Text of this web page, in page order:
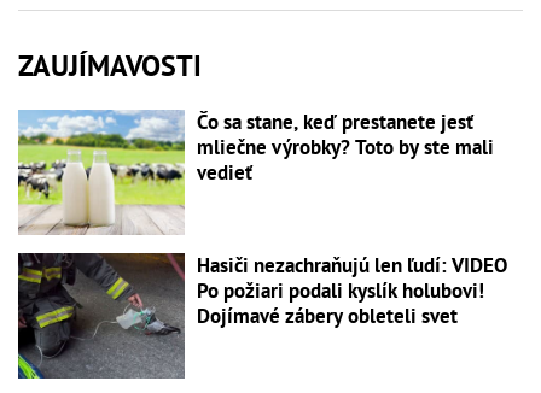
ZAUJÍMAVOSTI
Čo sa stane, keď prestanete jesť
mliečne výrobky? Toto by ste mali
vedieť
Hasiči nezachraňujú len ľudí: VIDEO
Po požiari podali kyslík holubovi!
Dojímavé zábery obleteli svet